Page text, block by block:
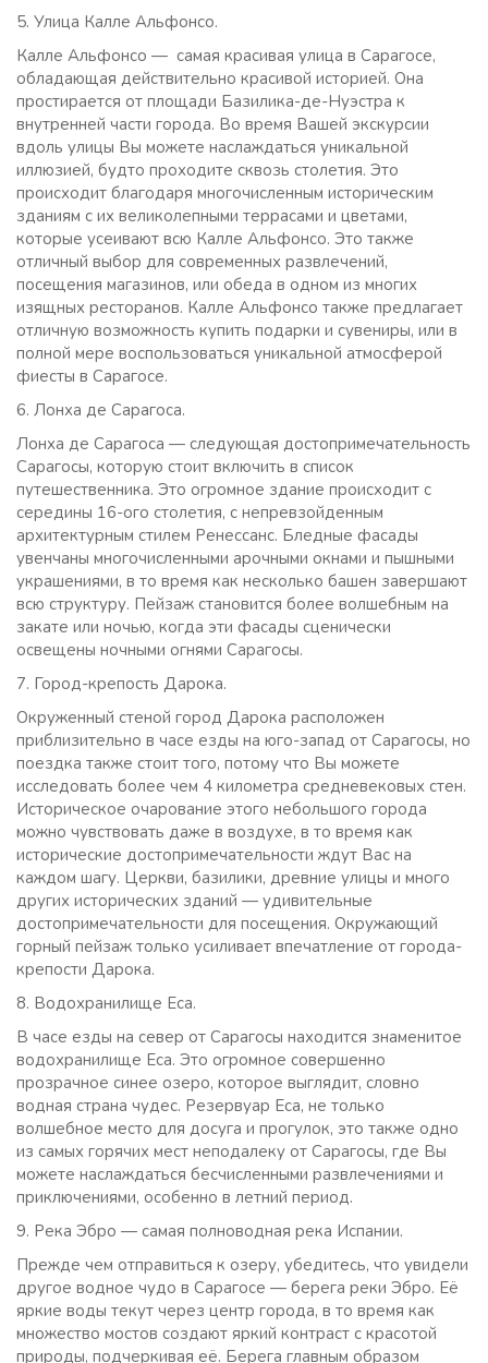
5. Улица Калле Альфонсо.
Калле Альфонсо — самая красивая улица в Сарагосе,
обладающая действительно красивой историей. Она
простирается от площади Базилика-де-Нуэстра к
внутренней части города. Во время Вашей экскурсии
вдоль улицы Вы можете наслаждаться уникальной
иллюзией, будто проходите сквозь столетия. Это
происходит благодаря многочисленным историческим
зданиям с их великолепными террасами и цветами,
которые усеивают всю Калле Альфонсо. Это также
отличный выбор для современных развлечений,
посещения магазинов, или обеда в одном из многих
изящных ресторанов. Калле Альфонсо также предлагает
отличную возможность купить подарки и сувениры, или в
полной мере воспользоваться уникальной атмосферой
фиесты в Сарагосе.
6. Лонха де Сарагоса.
Лонхa де Сарагоса — следующая достопримечательность
Сарагосы, которую стоит включить в список
путешественника. Это огромное здание происходит с
середины 16-ого столетия, с непревзойденным
архитектурным стилем Ренессанс. Бледные фасады
увенчаны многочисленными арочными окнами и пышными
украшениями, в то время как несколько башен завершают
всю структуру. Пейзаж становится более волшебным на
закате или ночью, когда эти фасады сценически
освещены ночными огнями Сарагосы.
7. Город-крепость Дарока.
Окруженный стеной город Дарока расположен
приблизительно в часе езды на юго-запад от Сарагосы, но
поездка также стоит того, потому что Вы можете
исследовать более чем 4 километра средневековых стен.
Историческое очарование этого небольшого города
можно чувствовать даже в воздухе, в то время как
исторические достопримечательности ждут Вас на
каждом шагу. Церкви, базилики, древние улицы и много
других исторических зданий — удивительные
достопримечательности для посещения. Окружающий
горный пейзаж только усиливает впечатление от города-
крепости Дарока.
8. Водохранилище Еса.
В часе езды на север от Сарагосы находится знаменитое
водохранилище Еса. Это огромное совершенно
прозрачное синее озеро, которое выглядит, словно
водная страна чудес. Резервуар Еса, не только
волшебное место для досуга и прогулок, это также одно
из самых горячих мест неподалеку от Сарагосы, где Вы
можете наслаждаться бесчисленными развлечениями и
приключениями, особенно в летний период.
9. Река Эбро — самая полноводная река Испании.
Прежде чем отправиться к озеру, убедитесь, что увидели
другое водное чудо в Сарагосе — берега реки Эбро. Её
яркие воды текут через центр города, в то время как
множество мостов создают яркий контраст с красотой
природы, подчеркивая её. Берега главным образом